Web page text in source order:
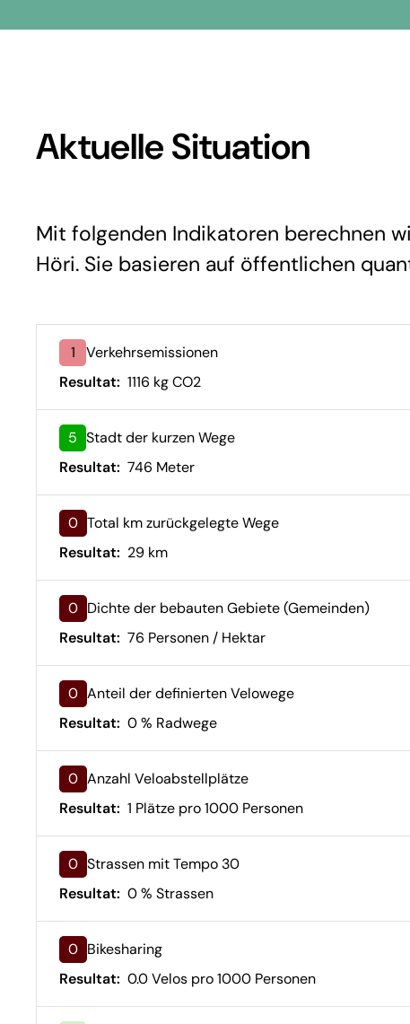
Aktuelle Situation
Mit folgenden Indikatoren berechnen
Höri. Sie basieren auf öffentlichen
1
Verkehrsemissionen
Resultat: 1116 kg CO2
5 Stadt der kurzen Wege
Resultat: 746 Meter
0 Total km zurückgelegte Wege
Resultat: 29 km
0 Dichte der bebauten Gebiete (Gemeinden)
Resultat: 76 Personen / Hektar
0 Anteil der definierten Velowege
Resultat: 0 % Radwege
0 Anzahl Veloabstellplätze
Resultat: 1 Plätze pro 1000 Personen
0 Strassen mit Tempo 30
Resultat: 0 % Strassen
0 Bikesharing
Resultat: 0.0 Velos pro 1000 Personen